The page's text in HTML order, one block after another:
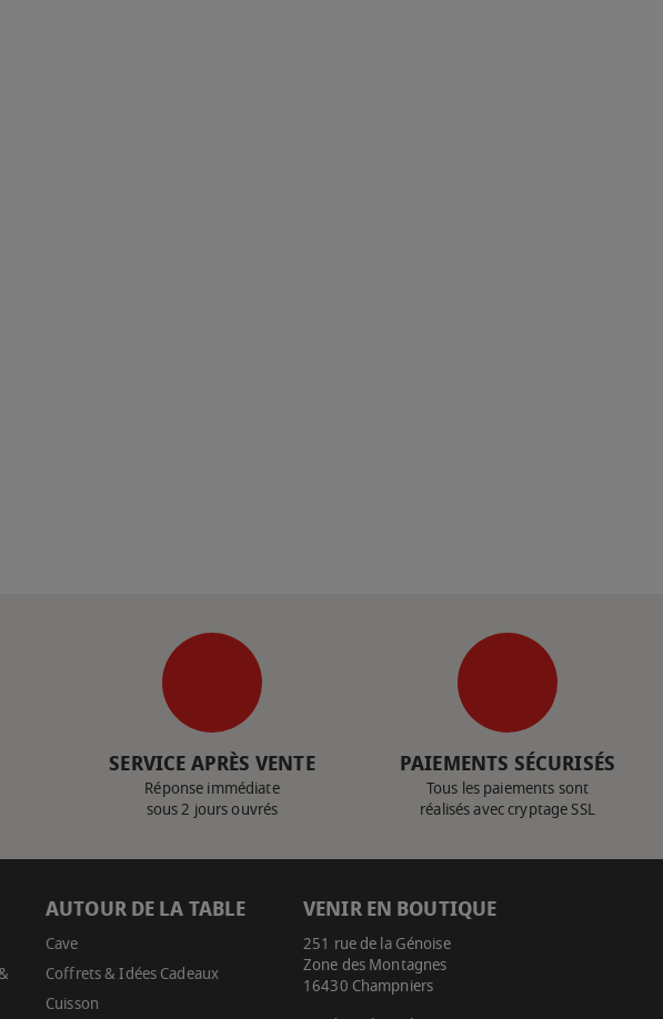
SERVICE APRÈS VENTE
Réponse immédiate
sous 2 jours ouvrés
PAIEMENTS SÉCURISÉS
Tous les paiements sont
réalisés avec cryptage SSL
AUTOUR DE LA TABLE
Cave
Coffrets & Idées Cadeaux
Cuisson
VENIR EN BOUTIQUE
251 rue de la Génoise
Zone des Montagnes
16430 Champniers